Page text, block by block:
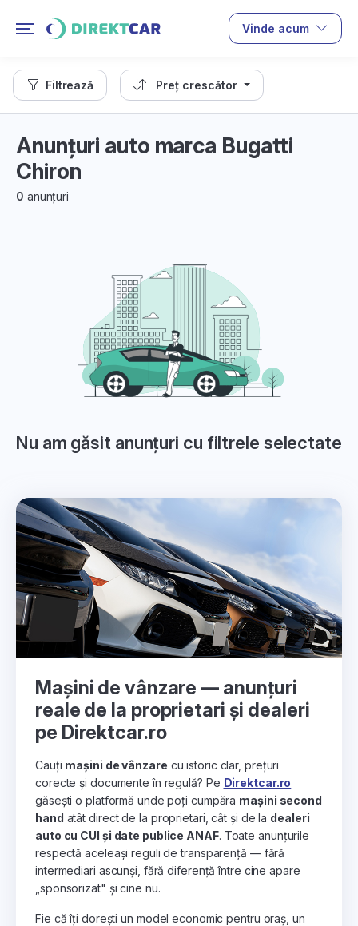
Vinde acum
Filtrează Preț crescător
Anunțuri auto marca Bugatti
Chiron
0 anunțuri
Nu am găsit anunțuri cu filtrele selectate
Mașini de vânzare — anunțuri
reale de la proprietari și dealeri
pe Direktcar.ro
Cauți mașini de vânzare cu istoric clar, prețuri
corecte și documente în regulă? Pe Direktcar.ro
găsești o platformă unde poți cumpăra mașini second
hand atât direct de la proprietari, cât și de la dealeri
auto cu CUI și date publice ANAF. Toate anunțurile
respectă aceleași reguli de transparență — fără
intermediari ascunși, fără diferență între cine apare
„sponsorizat" și cine nu.
Fie că îți dorești un model economic pentru oraș, un